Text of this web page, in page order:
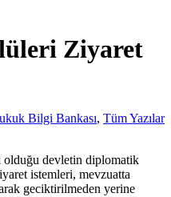
Ziyaret
Bilgi Bankası, Tüm Yazılar
olduğu devletin diplomatik
istemleri, mevzuatta
geciktirilmeden yerine